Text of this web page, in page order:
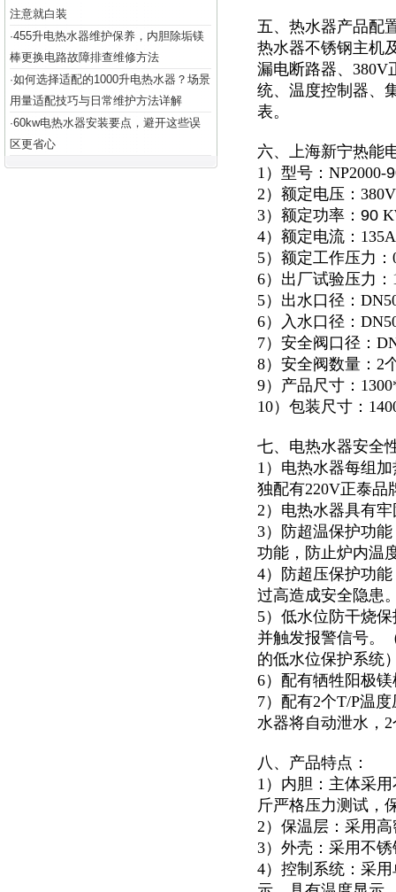
注意就白装
·455升电热水器维护保养，内胆除垢镁
棒更换电路故障排查维修方法
·如何选择适配的1000升电热水器？场景
用量适配技巧与日常维护方法详解
·60kw电热水器安装要点，避开这些误
区更省心
五、热水器产品配
热水器不锈钢主机
漏电断路器、380V
统、温度控制器、
表。
六、上海新宁热能
1）型号：NP2000-
2）额定电压：380V
3）额定功率： 90
4）额定电流：135A
5）额定工作压力：
6）出厂试验压力：
5）出水口径：
6）入水口径：
7）安全阀口径：
8）安全阀数量：2
9）产品尺寸：
10）包装尺寸：
七、电热水器安全
1）电热水器每组
独配有220V正泰品
2）电热水器具有
3）防超温保护功
功能，防止炉内温
4）防超压保护功
过高造成安全隐患
5）低水位防干烧
并触发报警信号。
的低水位保护系统
6）配有牺牲阳极
7）配有2个T/P温
水器将自动泄水，
八、产品特点：
1）内胆：主体采
斤严格压力测试，
2）保温层：采用
3）外壳：采用不
4）控制系统：采